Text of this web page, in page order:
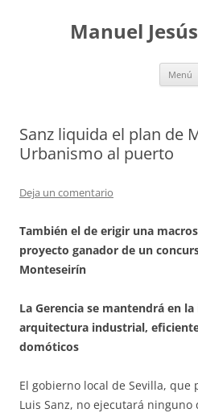
contenidoManuel
Menú
Sanz liquida el plan de
Urbanismo al puerto
Deja un comentario
También el de erigir una
proyecto ganador de un
Monteseirín
La Gerencia se mantendrá en
arquitectura industrial,
domóticos
El gobierno local de Sevilla, que
Luis Sanz, no ejecutará ninguno